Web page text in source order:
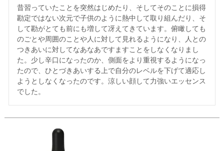
昔習っていたことを突然はじめたり、そしてそのことに損得
勘定ではない次元で子供のように熱中して取り組んだり、そ
して勘がとても前にも増して冴えてきています。俯瞰しても
のごとや周囲のことや人に対して見れるようになり、人との
つきあいに対してなあなあですますことをしなくなりまし
た。少し辛口になったのか、側面をより重視するようになっ
たので、ひとづきあいする上で自分のレベルを下げて適応し
ようとしなくなったのです。涼しい顔して力強いエッセンス
でした。